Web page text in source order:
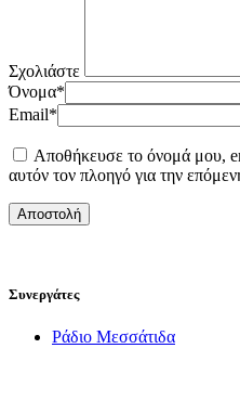
Σχολιάστε
Όνομα*
Email*
Αποθήκευσε το όνομά μου,
αυτόν τον πλοηγό για την
Συνεργάτες
Ράδιο Μεσσάτιδα